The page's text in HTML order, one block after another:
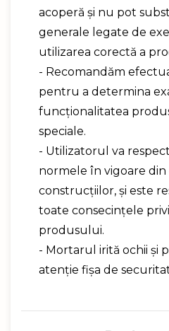
acoperă şi nu pot
generale legate de
utilizarea corectă a
- Recomandăm
pentru a determina
funcţionalitatea
speciale.
- Utilizatorul va
normele în vigoare din
construcţiilor, şi este
toate consecinţele
produsului.
- Mortarul irită ochii şi
atenţie fişa de